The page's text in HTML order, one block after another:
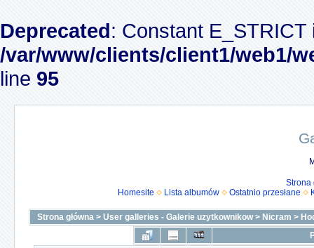
Deprecated: Constant
/var/www/clients/client1/web1/
line 95
Strona
Homesite
Lista albumów Ostatnio przesłane
Strona główna > User galleries - Galerie uzytkownikow> Nicram >